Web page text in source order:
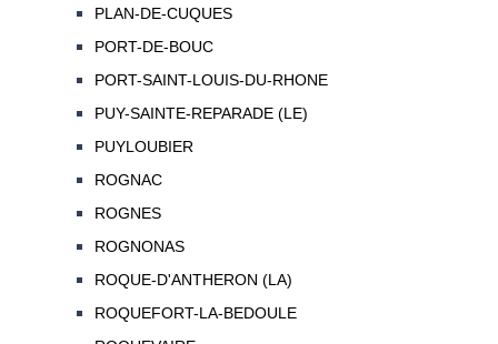
PLAN-DE-CUQUES
PORT-DE-BOUC
PORT-SAINT-LOUIS-DU-RHONE
PUY-SAINTE-REPARADE (LE)
PUYLOUBIER
ROGNAC
ROGNES
ROGNONAS
ROQUE-D'ANTHERON (LA)
ROQUEFORT-LA-BEDOULE